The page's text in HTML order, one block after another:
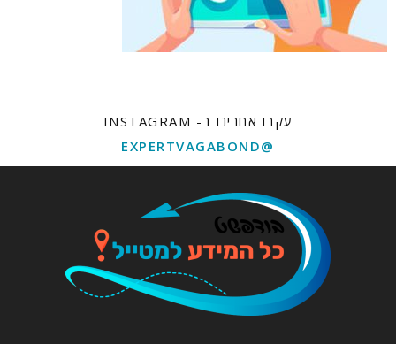
עקבו אחרינו ב- INSTAGRAM
@EXPERTVAGABOND